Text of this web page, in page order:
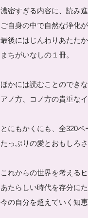
濃密すぎる内容に、読み進
ご自身の中で自然な浄化が
最後にはじんわりあたた
まちがいなしの１冊。
ほかには読むことのでき
アノ方、コノ方の貴重な
とにもかくにも、全320ペ
たっぷりの愛とおもしろ
これからの世界を考える
あたらしい時代を存分にた
今の自分を超えていく知恵